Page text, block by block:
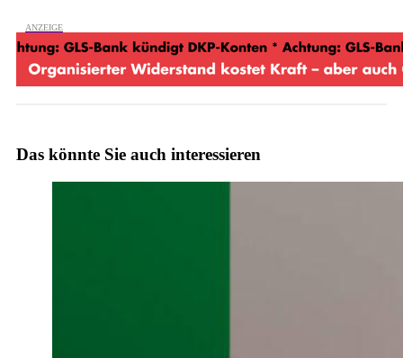
Das könnte Sie auch interessieren